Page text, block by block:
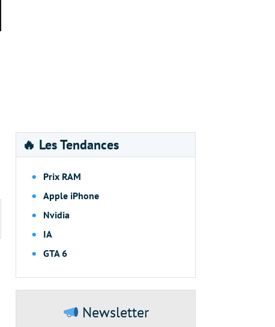
🔥 Les Tendances
Prix RAM
Apple iPhone
Nvidia
IA
GTA 6
Newsletter